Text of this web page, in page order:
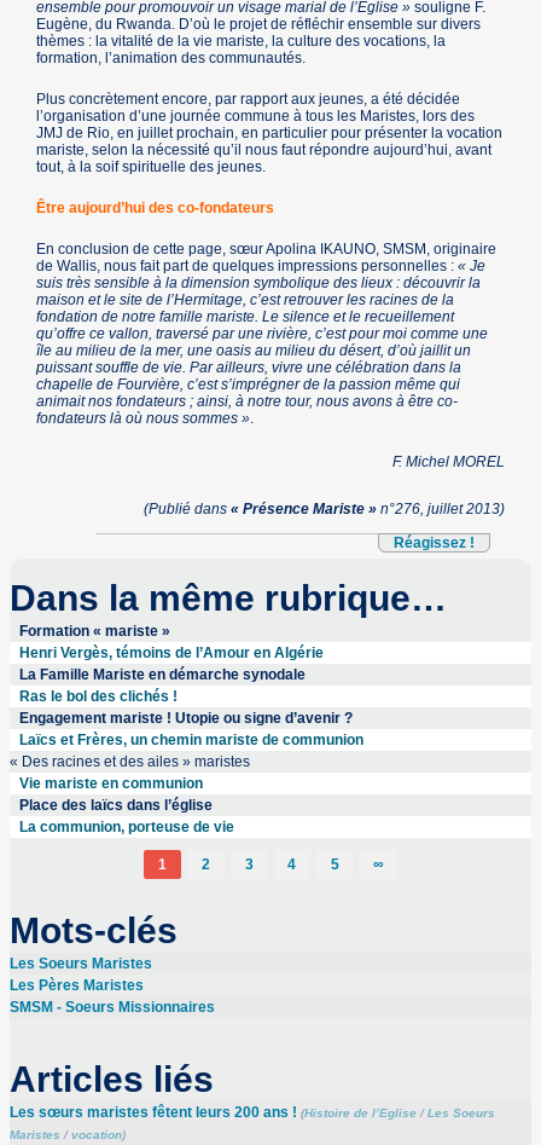
ensemble pour promouvoir un visage marial de l’Église » souligne F.
Eugène, du Rwanda. D’où le projet de réfléchir ensemble sur divers
thèmes : la vitalité de la vie mariste, la culture des vocations, la
formation, l’animation des communautés.
Plus concrètement encore, par rapport aux jeunes, a été décidée
l’organisation d’une journée commune à tous les Maristes, lors des
JMJ de Rio, en juillet prochain, en particulier pour présenter la vocation
mariste, selon la nécessité qu’il nous faut répondre aujourd’hui, avant
tout, à la soif spirituelle des jeunes.
Être aujourd’hui des co-fondateurs
En conclusion de cette page, sœur Apolina IKAUNO, SMSM, originaire
de Wallis, nous fait part de quelques impressions personnelles :« Je
suis très sensible à la dimension symbolique des lieux : découvrir la
maison et le site de l’Hermitage, c’est retrouver les racines de la
fondation de notre famille mariste. Le silence et le recueillement
qu’offre ce vallon, traversé par une rivière, c’est pour moi comme une
île au milieu de la mer, une oasis au milieu du désert, d’où jaillit un
puissant souffle de vie. Par ailleurs, vivre une célébration dans la
chapelle de Fourvière, c’est s’imprégner de la passion même qui
animait nos fondateurs ; ainsi, à notre tour, nous avons à être co-
fondateurs là où nous sommes »
F. Michel MOREL
(Publié dans « Présence Mariste »n°276, juillet 2013)
Réagissez !
Dans la même rubrique…
Formation « mariste »
Henri Vergès, témoins de l’Amour en Algérie
La Famille Mariste en démarche synodale
Ras le bol des clichés !
Engagement mariste ! Utopie ou signe d’avenir ?
Laïcs et Frères, un chemin mariste de communion
« Des racines et des ailes » maristes
Vie mariste en communion
Place des laïcs dans l’église
La communion, porteuse de vie
1 2 3 4 5 ∞
Mots-clés
Les Soeurs Maristes
Les Pères Maristes
SMSM - Soeurs Missionnaires
Articles liés
Les sœurs maristes fêtent leurs 200 ans ! (Histoire de l’Eglise/Les Soeurs
Maristes /vocation)